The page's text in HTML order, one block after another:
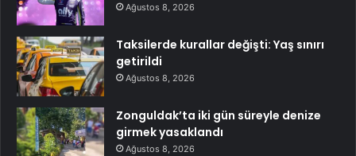
Ağustos 8, 2026
Taksilerde kurallar değişti: Yaş sınırı
getirildi
Ağustos 8, 2026
Zonguldak’ta iki gün süreyle denize
girmek yasaklandı
Ağustos 8, 2026